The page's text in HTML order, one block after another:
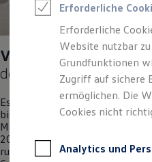
Fahrzeuge online
Digitaler Marktplatz
Kauf & Finanzierung
Online-
Aktionen &
E-Auto-
Für
Für
Profi Paket
ProfiPartner
VW Bus Festival 2023
des Bulli
Es war das Highlight des Jahres
bis 25. Juni 2023 trafen sich
Messegelände Hannover, um
2023 zu feiern. Die Parkflächen
rund 6.000 VW Bussen und
Erforderliche
Erforderliche
Website nutzbar
Grundfunktionen
Zugriff auf sichere
ermöglichen. Die
Cookies nicht
Analytics und